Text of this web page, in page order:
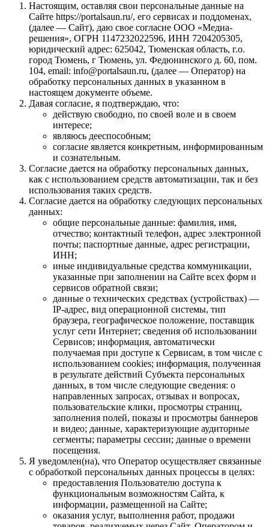
Настоящим, оставляя свои персональные данные на
Сайте https://portalsaun.ru/, его сервисах и поддоменах,
(далее — Сайт), даю свое согласие ООО «Медиа-
решения», ОГРН 1147232022596, ИНН 7204205305,
юридический адрес: 625042, Тюменская область, г.о.
город Тюмень, г Тюмень, ул. Федюнинского д. 60, пом.
104, email: info@portalsaun.ru, (далее — Оператор) на
обработку персональных данных в указанном в
настоящем документе объеме.
Давая согласие, я подтверждаю, что:
действую свободно, по своей воле и в своем
интересе;
являюсь дееспособным;
согласие является конкретным, информированным
и сознательным.
Согласие дается на обработку персональных данных,
как с использованием средств автоматизации, так и без
использования таких средств.
Согласие дается на обработку следующих персональных
данных:
общие персональные данные: фамилия, имя,
отчество; контактный телефон, адрес электронной
почты; паспортные данные, адрес регистрации,
ИНН;
иные индивидуальные средства коммуникации,
указанные при заполнении на Сайте всех форм и
сервисов обратной связи;
данные о технических средствах (устройствах) —
IP-адрес, вид операционной системы, тип
браузера, географическое положение, поставщик
услуг сети Интернет; сведения об использовании
Сервисов; информация, автоматически
получаемая при доступе к Сервисам, в том числе с
использованием cookies; информация, полученная
в результате действий Субъекта персональных
данных, в том числе следующие сведения: о
направленных запросах, отзывах и вопросах,
пользовательские клики, просмотры страниц,
заполнения полей, показы и просмотры баннеров
и видео; данные, характеризующие аудиторные
сегменты; параметры сессии; данные о времени
посещения.
Я уведомлен(на), что Оператор осуществляет связанные
с обработкой персональных данных процессы в целях:
предоставления Пользователю доступа к
функциональным возможностям Сайта, к
информации, размещенной на Сайте;
оказания услуг, выполнения работ, продажи